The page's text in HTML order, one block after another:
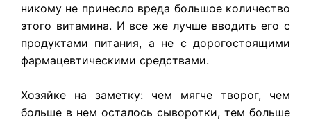
никому не принесло вреда большое количество
этого витамина. И все же лучше вводить его с
продуктами питания, а не с дорогостоящими
фармацевтическими средствами.
Хозяйке на заметку: чем мягче творог, чем
больше в нем осталось сыворотки, тем больше